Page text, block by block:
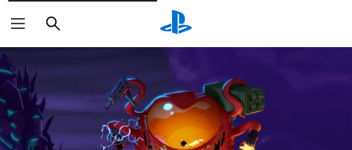
Suchen